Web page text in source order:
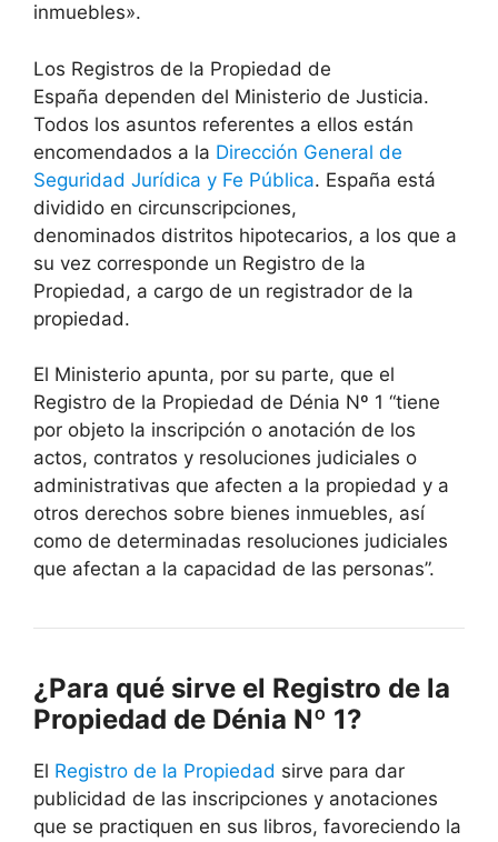
inmuebles».
Los Registros de la Propiedad de
España dependen del Ministerio de Justicia.
Todos los asuntos referentes a ellos están
encomendados a la Dirección General de
Seguridad Jurídica y Fe Pública. España está
dividido en circunscripciones,
denominados distritos hipotecarios, a los que a
su vez corresponde un Registro de la
Propiedad, a cargo de un registrador de la
propiedad.
El Ministerio apunta, por su parte, que el
Registro de la Propiedad de Dénia Nº 1 “tiene
por objeto la inscripción o anotación de los
actos, contratos y resoluciones judiciales o
administrativas que afecten a la propiedad y a
otros derechos sobre bienes inmuebles, así
como de determinadas resoluciones judiciales
que afectan a la capacidad de las personas”.
¿Para qué sirve el Registro de la
Propiedad de Dénia Nº 1?
El Registro de la Propiedad sirve para dar
publicidad de las inscripciones y anotaciones
que se practiquen en sus libros, favoreciendo la